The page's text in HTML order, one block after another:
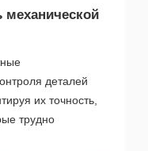
деталей
их точность,
трудно